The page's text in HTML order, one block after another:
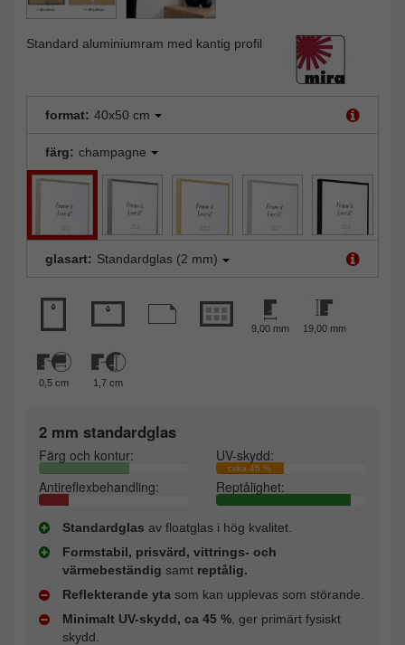
Standard aluminiumram med kantig profil
format: 40x50 cm
färg: champagne
glasart: Standardglas (2 mm)
9,00 mm 19,00 mm
0,5 cm 1,7 cm
2 mm standardglas
Färg och kontur: UV-skydd:
cirka 45 %
Antireflexbehandling: Reptålighet:
Standardglas av floatglas i hög kvalitet.
Formstabil, prisvärd, vittrings- och
värmebeständig samt reptålig.
Reflekterande yta som kan upplevas som störande.
Minimalt UV-skydd, ca 45 %, ger primärt fysiskt
skydd.